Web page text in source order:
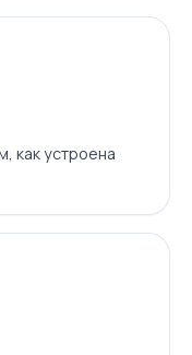
как устроена